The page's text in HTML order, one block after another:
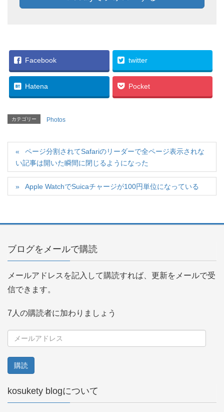
Facebook twitter
Hatena Pocket
カテゴリー Photos
ページ分割されてSafariのリーダーで全ページ表示されな
い記事は開いた瞬間に閉じるようになった
Apple WatchでSuicaチャージが100円単位になっている
ブログをメールで購読
メールアドレスを記入して購読すれば、更新をメールで受
信できます。
7人の購読者に加わりましょう
ル
ド
kosukety blogについて